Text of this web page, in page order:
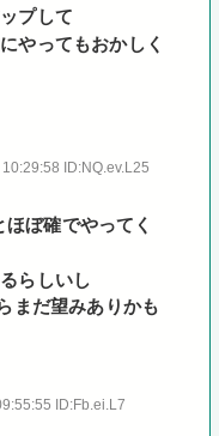
プして
やってもおかしく
ID:NQ.ev.L25
ぼ確でやってく
らしいし
まだ望みありかも
ID:Fb.ei.L7